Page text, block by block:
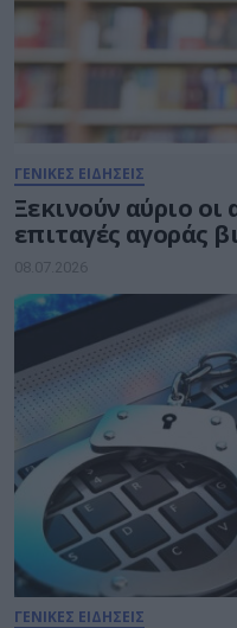
ΓΕΝΙΚΕΣ ΕΙΔΗΣΕΙΣ
Ξεκινούν αύριο οι
επιταγές αγοράς
08.07.2026
ΓΕΝΙΚΕΣ ΕΙΔΗΣΕΙΣ